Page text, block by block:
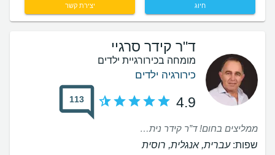
חיוג יצירת קשר
ד"ר קידר סרגיי
מומחה בכירורגיית ילדים
כירורגיה ילדים
4.9
113
ממליצים בחום! ד”ר קידר ניתח את בתנו בת ה־3 לניתוח בקע דו־צדדי. קיבלנו יחס מקצועי, סבלני ואכפתי לאורך כל הדרך. הניתוח עבר בהצלחה והרגשנו שאנחנו בידיים הטובות ביותר. תודה רבה על המסירות והטיפול המדהים.
שפות:עברית, אנגלית, רוסית